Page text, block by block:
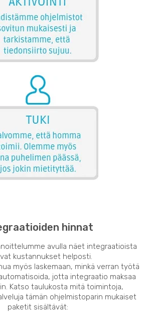
hinnat
avulla näet integraatioista
kustannukset helposti.
myös laskemaan, minkä verran työtä
jotta integraatio maksaa
Katso taulukosta mitä toimintoja,
tämän ohjelmistoparin mukaiset
paketit sisältävät: